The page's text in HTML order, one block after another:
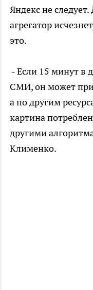
Яндекс не
агрегатор
это.
- Если 15 минут в
СМИ, он может
а по другим
картина
другими
Клименко.